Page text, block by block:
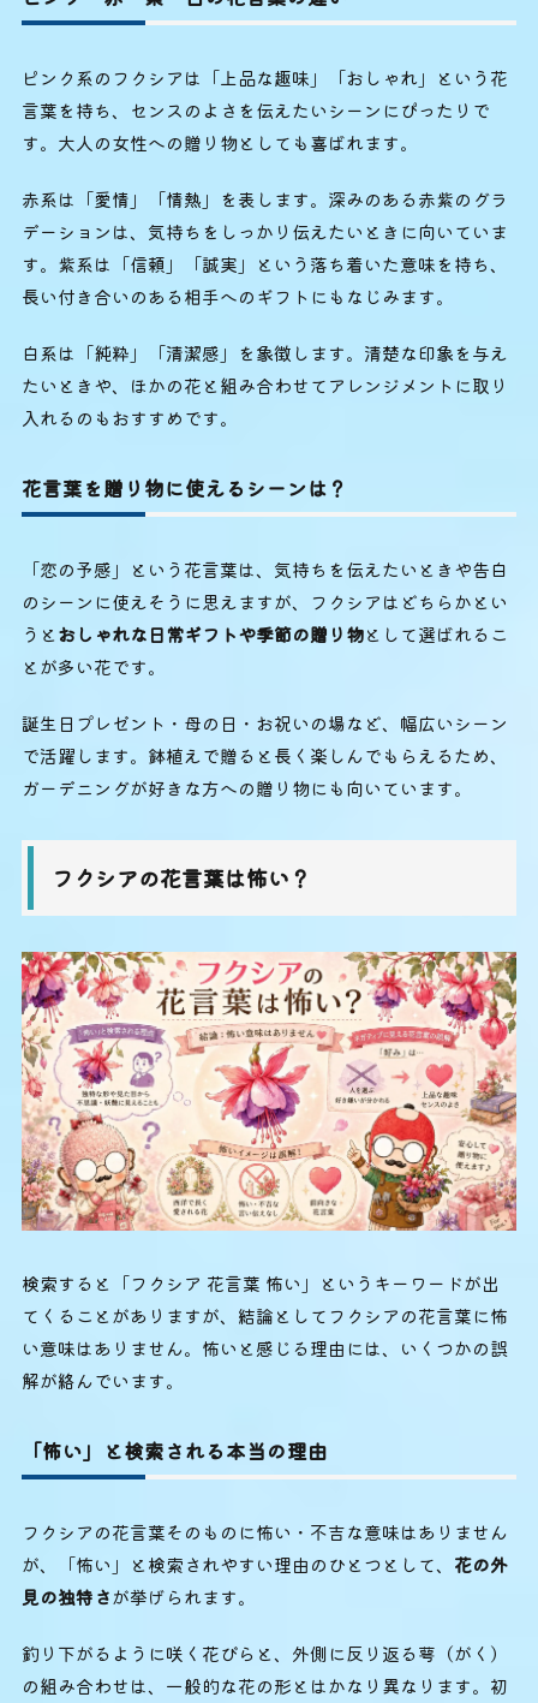
ピンク系のフクシアは「上品な趣味」「おしゃれ」という花
言葉を持ち、センスのよさを伝えたいシーンにぴったりで
す。大人の女性への贈り物としても喜ばれます。
赤系は「愛情」「情熱」を表します。深みのある赤紫のグラ
デーションは、気持ちをしっかり伝えたいときに向いていま
す。紫系は「信頼」「誠実」という落ち着いた意味を持ち、
長い付き合いのある相手へのギフトにもなじみます。
白系は「純粋」「清潔感」を象徴します。清楚な印象を与え
たいときや、ほかの花と組み合わせてアレンジメントに取り
入れるのもおすすめです。
花言葉を贈り物に使えるシーンは？
「恋の予感」という花言葉は、気持ちを伝えたいときや告白
のシーンに使えそうに思えますが、フクシアはどちらかとい
うとおしゃれな日常ギフトや季節の贈り物として選ばれるこ
とが多い花です。
誕生日プレゼント・母の日・お祝いの場など、幅広いシーン
で活躍します。鉢植えで贈ると長く楽しんでもらえるため、
ガーデニングが好きな方への贈り物にも向いています。
フクシアの花言葉は怖い？
検索すると「フクシア 花言葉 怖い」というキーワードが出
てくることがありますが、結論としてフクシアの花言葉に怖
い意味はありません。怖いと感じる理由には、いくつかの誤
解が絡んでいます。
「怖い」と検索される本当の理由
フクシアの花言葉そのものに怖い・不吉な意味はありません
が、「怖い」と検索されやすい理由のひとつとして、 花の外
見の独特さが挙げられます。
釣り下がるように咲く花びらと、外側に反り返る萼（がく）
の組み合わせは、一般的な花の形とはかなり異なります。初